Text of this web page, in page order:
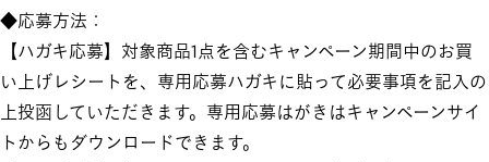
◆応募方法：
【ハガキ応募】対象商品1点を含むキャンペーン期間中のお買
い上げレシートを、専用応募ハガキに貼って必要事項を記入の
上投函していただきます。専用応募はがきはキャンペーンサイ
トからもダウンロードできます。